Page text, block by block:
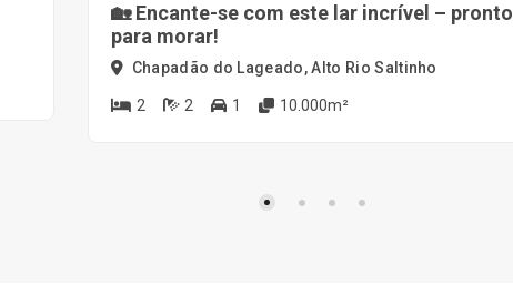
🏡 Encante-se com este lar incrível – pronto
para morar!
Chapadão do Lageado, Alto Rio Saltinho
2 2 1 10.000m²